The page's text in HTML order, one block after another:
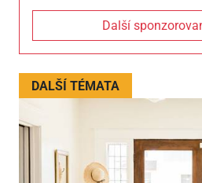
Další
DALŠÍ TÉMATA